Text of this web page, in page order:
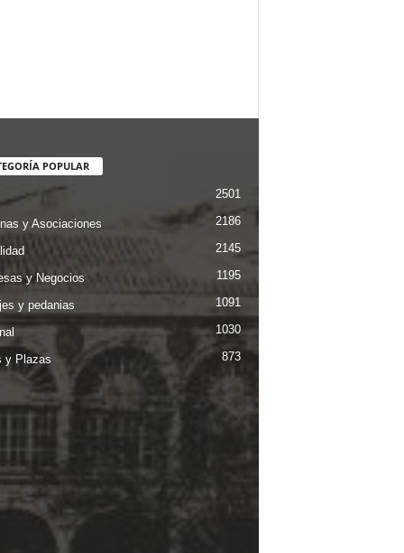
POPULAR
2501
y Asociaciones 2186
2145
y Negocios 1195
y pedanias 1091
1030
y Plazas 873